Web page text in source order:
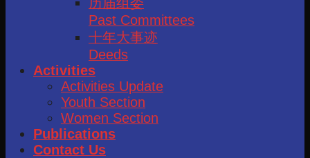
Past Committees
十年大事迹
Deeds
Activities
Activities Update
Youth Section
Women Section
Publications
Contact Us